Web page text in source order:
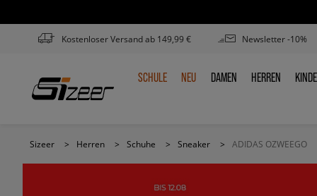
Kostenloser Versand ab 149,99 € Newsletter -10%
SCHULE
SCHULE NEU
NEU DAMEN
DAMEN HERREN
HERREN
Sizeer > Herren > Schuhe > Sneaker > ADIDAS OZWEEGO